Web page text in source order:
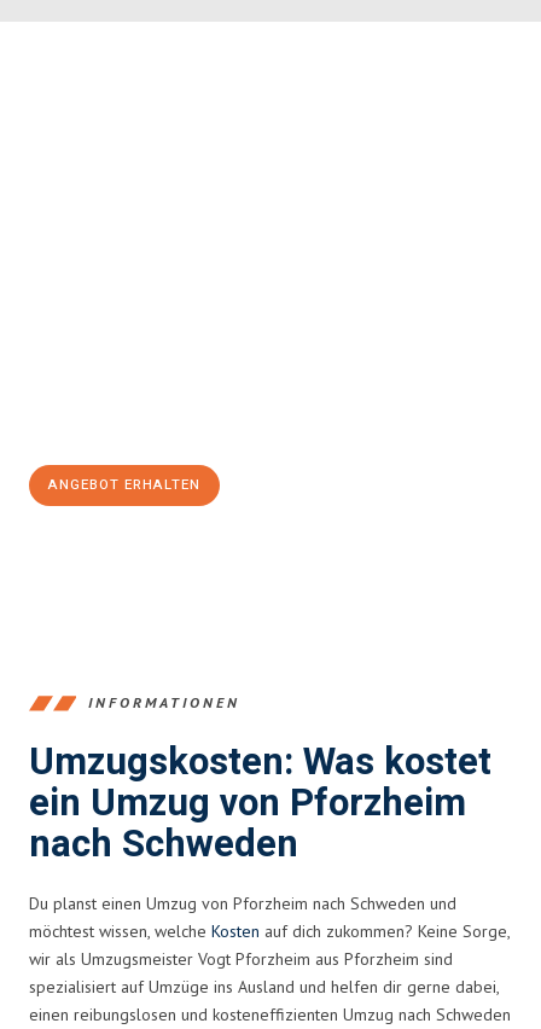
ANGEBOT ERHALTEN
INFORMATIONEN
Umzugskosten: Was kostet
ein Umzug von Pforzheim
nach Schweden
Du planst einen Umzug von Pforzheim nach Schweden und
möchtest wissen, welche Kosten auf dich zukommen? Keine Sorge,
wir als Umzugsmeister Vogt Pforzheim aus Pforzheim sind
spezialisiert auf Umzüge ins Ausland und helfen dir gerne dabei,
einen reibungslosen und kosteneffizienten Umzug nach Schweden